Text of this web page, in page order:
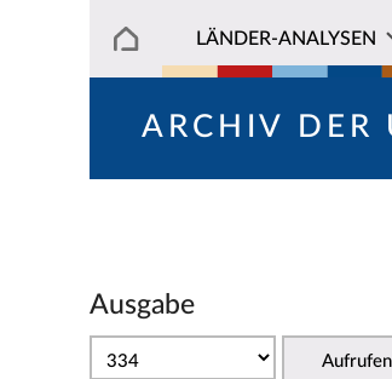
LÄNDER-ANALYSEN
ARCHIV DER
Ausgabe
Aufrufen